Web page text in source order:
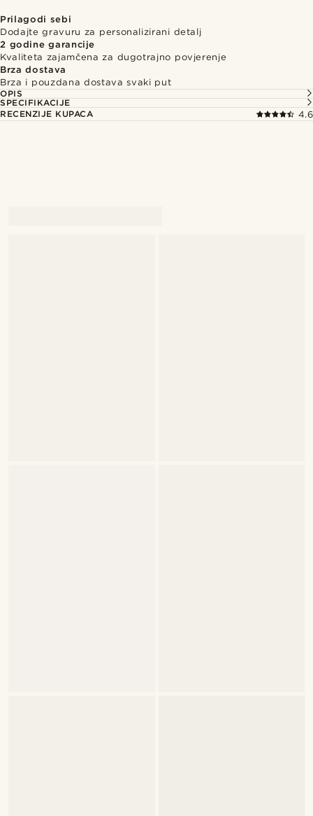
Prilagodi sebi
Dodajte gravuru za personalizirani detalj
2 godine garancije
Kvaliteta zajamčena za dugotrajno povjerenje
Brza dostava
Brza i pouzdana dostava svaki put
OPIS
SPECIFIKACIJE
RECENZIJE KUPACA
4.6